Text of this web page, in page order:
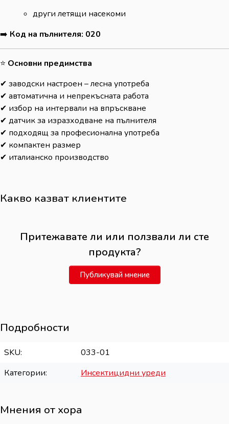
други летящи насекоми
➡️ Код на пълнителя: 020
⭐ Основни предимства
✔ заводски настроен – лесна употреба
✔ автоматична и непрекъсната работа
✔ избор на интервали на впръскване
✔ датчик за изразходване на пълнителя
✔ подходящ за професионална употреба
✔ компактен размер
✔ италианско производство
Какво казват клиентите
Притежавате ли или ползвали ли сте
продукта?
Публикувай мнение
Подробности
SKU
033-01
Категории
Инсектицидни уреди
Мнения от хора